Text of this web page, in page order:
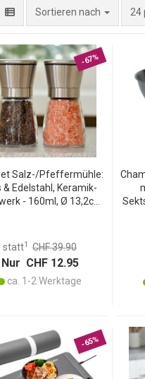
Sortieren nach 24
-67%
Salz-/Pfeffermühle:
& Edelstahl, Keramik-
- 160ml, Ø 13,2cm
Aroma
statt1 CHF 39.90
Nur CHF 12.95
ca. 1-2 Werktage
-65%